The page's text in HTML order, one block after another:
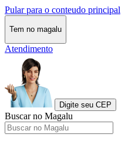
Pular para o conteudo principal
Tem no magalu
Atendimento
Digite seu CEP
Buscar no Magalu